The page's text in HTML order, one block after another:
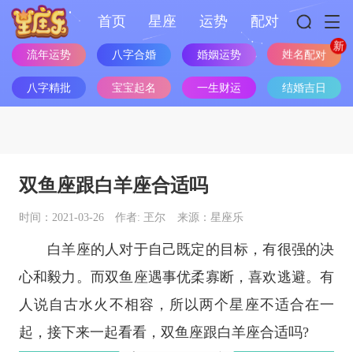
首页 星座 运势 配对
流年运势 八字合婚 婚姻运势 姓名配对
八字精批 宝宝起名 一生财运 结婚吉日
双鱼座跟白羊座合适吗
时间：2021-03-26 作者: 玊尔 来源：星座乐
白羊座的人对于自己既定的目标，有很强的决
心和毅力。而双鱼座遇事优柔寡断，喜欢逃避。有
人说自古水火不相容，所以两个星座不适合在一
起，接下来一起看看， 双鱼座跟白羊座合适吗?